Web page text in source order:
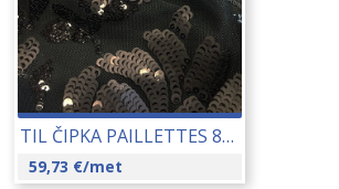
TIL ČIPKA PAILLETTES 88033 150 CM 18086
59,73 €/met